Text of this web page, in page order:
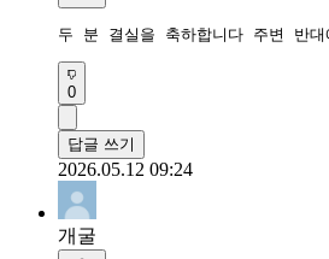
두 분 결실을 축하합니다 주변 반대
0
답글 쓰기
2026.05.12 09:24
개굴